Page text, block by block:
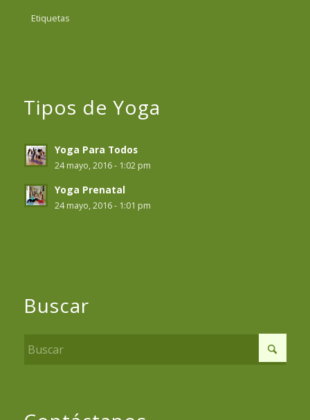
Etiquetas
Tipos de Yoga
Yoga Para Todos
24 mayo, 2016 - 1:02 pm
Yoga Prenatal
24 mayo, 2016 - 1:01 pm
Buscar